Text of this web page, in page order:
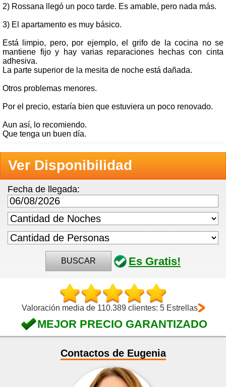
2) Rossana llegó un poco tarde. Es amable, pero nada más.
3) El apartamento es muy básico.
Está limpio, pero, por ejemplo, el grifo de la cocina no se
mantiene fijo y hay varias reparaciones hechas con cinta
adhesiva.
La parte superior de la mesita de noche está dañada.
Otros problemas menores.
Por el precio, estaría bien que estuviera un poco renovado.
Aun así, lo recomiendo.
Que tenga un buen día.
Ver Disponibilidad
Fecha de llegada:
BUSCAR Es Gratis!
Valoración media de 110.389 clientes: 5 Estrellas
MEJOR PRECIO GARANTIZADO
Contactos de Eugenia